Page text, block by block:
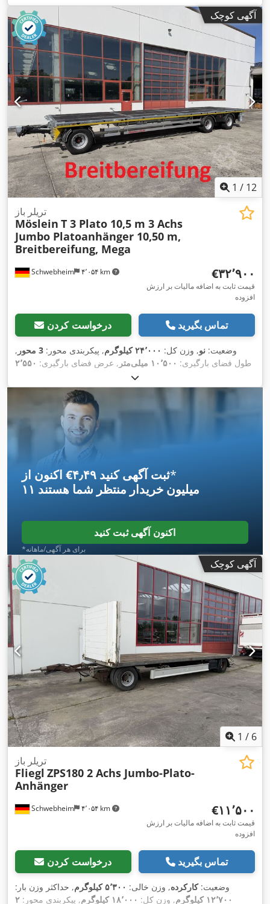
میلی‌متر, سیستم تعلیق:فولاد, سایز تایر: 245 / 70 R 17,5, فاصله
بین دو محور:
, رنگ: دیگر, اندازه
لاستیک جلو:245 / 70 R 17,5 , سایز تایر عقب: 245 / 70 R 17,5,
کابین راننده:
, کلاس انتشار:هیچ, سوخت: زیست‌دیزل, تجهیزات:
اِی‌بی‌اِس‎, ترمز بادی تحت فشار,
آگهی کوچک
1 / 12
Schwebheim ۴٬۰۵۴ km
تریلر باز
Möslein T 3 Plato 10,5 m 3 Achs
Jumbo Platoanhänger 10,50 m,
Breitbereifung, Mega
‎€۳۲٬۹۰۰
قیمت ثابت به اضافه مالیات بر ارزش
افزوده
درخواست کردن تماس بگیرید
وضعیت: نو, وزن کل: ۲۴٬۰۰۰ کیلوگرم , پیکربندی محور: 3 محور
,
طول فضای بارگیری: ۱۰٬۵۰۰ میلی‌متر , عرض فضای بارگیری: ۲٬۵۵۰
, سیستم تعلیق:
دیگر, نوع چرخ‌دنده:دیگر, اندازه لاستیک جلو: 445/45 R19,5 160J,
سایز تایر عقب:
, کلاس
هیچ , سوخت: زیست‌دیزل, تجهیزات:
فشار
اکنون از ‎€۴٫۴۹ ثبت آگهی کنید*
۱۱ میلیون خریدار منتظر شما هستند
اکنون آگهی ثبت کنید
*برای هر آگهی/ماهانه
آگهی کوچک
1 / 6
Schwebheim ۴٬۰۵۴ km
تریلر باز
Fliegl ZPS180 2 Achs Jumbo-Plato-
Anhänger
‎€۱۱٬۵۰۰
قیمت ثابت به اضافه مالیات بر ارزش
افزوده
درخواست کردن تماس بگیرید
وضعیت:کارکرده, وزن خالی: ۵٬۳۰۰ کیلوگرم
, حداکثر وزن بار:
۱۲٬۷۰۰ کیلوگرم
, وزن کل: ۱۸٬۰۰۰ کیلوگرم , پیکربندی محور: ۲